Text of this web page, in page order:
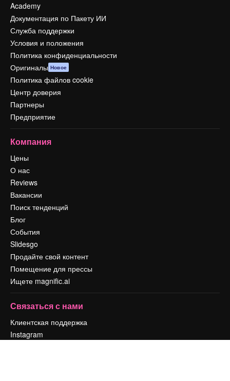
Academy
Документация по Пакету ИИ
Служба поддержки
Условия и положения
Политика конфиденциальности
Оригиналы Новое
Политика файлов cookie
Центр доверия
Партнеры
Предприятие
Компания
Цены
О нас
Reviews
Вакансии
Поиск тенденций
Блог
События
Slidesgo
Продайте свой контент
Помещение для прессы
Ищете magnific.ai
Связаться с нами
Клиентская поддержка
Instagram